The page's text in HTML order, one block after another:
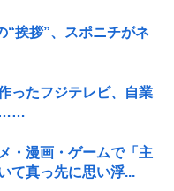
“挨拶”、スポニチがネ
ったフジテレビ、自業
……
・漫画・ゲームで「主
て真っ先に思い浮...